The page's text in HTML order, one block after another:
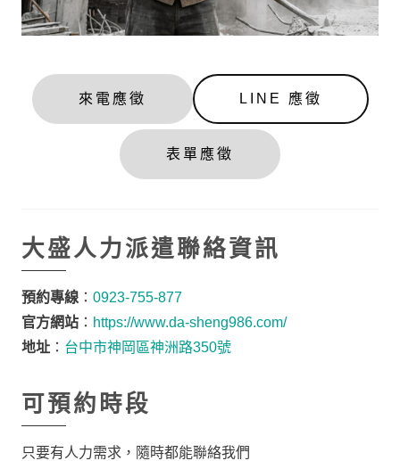
來電應徵 LINE 應徵
表單應徵
大盛人力派遣聯絡資訊
預約專線 ： 0923-755-877
官方網站 ： https://www.da-sheng986.com/
地址 ： 台中市神岡區神洲路350號
可預約時段
只要有人力需求，隨時都能聯絡我們